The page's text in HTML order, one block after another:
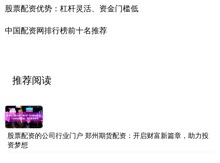
股票配资优势：杠杆灵活、资金门槛低
中国配资网排行榜前十名推荐
推荐阅读
股票配资的公司行业门户 郑州期货配资：开启财富新篇章，助力投
资梦想